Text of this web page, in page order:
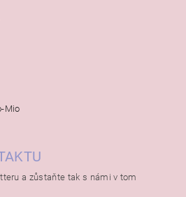
Mio
a zůstaňte tak s námi v tom